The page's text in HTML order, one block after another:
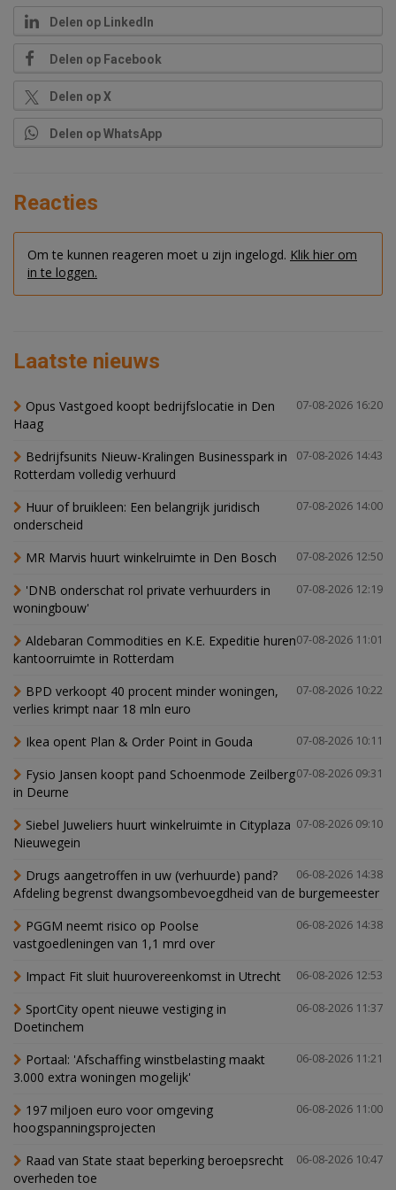
Delen op LinkedIn
Delen op Facebook
Delen op X
Delen op WhatsApp
Reacties
Om te kunnen reageren moet u zijn ingelogd. Klik hier om
in te loggen.
Laatste nieuws
07-08-2026 16:20
Opus Vastgoed koopt bedrijfslocatie in Den
Haag
07-08-2026 14:43
Bedrijfsunits Nieuw-Kralingen Businesspark in
Rotterdam volledig verhuurd
07-08-2026 14:00
Huur of bruikleen: Een belangrijk juridisch
onderscheid
07-08-2026 12:50
MR Marvis huurt winkelruimte in Den Bosch
07-08-2026 12:19
'DNB onderschat rol private verhuurders in
woningbouw'
07-08-2026 11:01
Aldebaran Commodities en K.E. Expeditie huren
kantoorruimte in Rotterdam
07-08-2026 10:22
BPD verkoopt 40 procent minder woningen,
verlies krimpt naar 18 mln euro
07-08-2026 10:11
Ikea opent Plan & Order Point in Gouda
07-08-2026 09:31
Fysio Jansen koopt pand Schoenmode Zeilberg
in Deurne
07-08-2026 09:10
Siebel Juweliers huurt winkelruimte in Cityplaza
Nieuwegein
06-08-2026 14:38
Drugs aangetroffen in uw (verhuurde) pand?
Afdeling begrenst dwangsombevoegdheid van de burgemeester
06-08-2026 14:38
PGGM neemt risico op Poolse
vastgoedleningen van 1,1 mrd over
06-08-2026 12:53
Impact Fit sluit huurovereenkomst in Utrecht
06-08-2026 11:37
SportCity opent nieuwe vestiging in
Doetinchem
06-08-2026 11:21
Portaal: 'Afschaffing winstbelasting maakt
3.000 extra woningen mogelijk'
06-08-2026 11:00
197 miljoen euro voor omgeving
hoogspanningsprojecten
06-08-2026 10:47
Raad van State staat beperking beroepsrecht
overheden toe